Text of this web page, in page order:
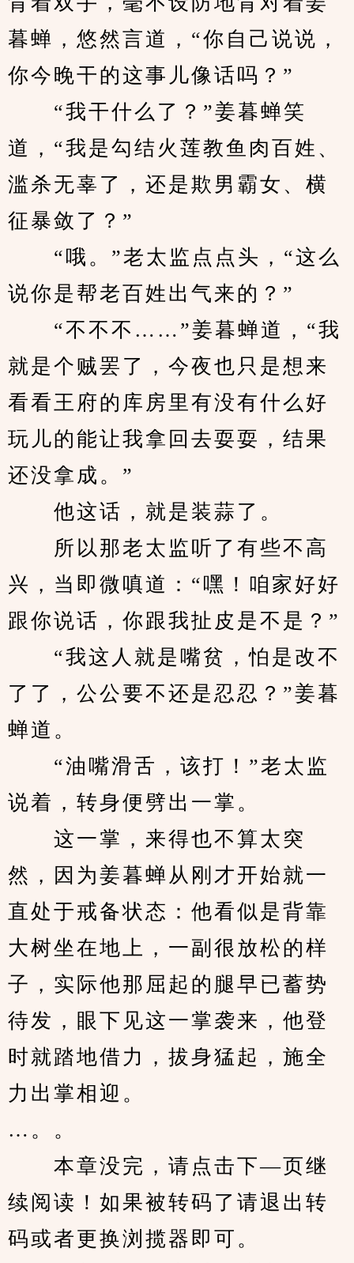
暮蝉，悠然言道，“你自己说说，
你今晚干的这事儿像话吗？”
“我干什么了？”姜暮蝉笑
道，“我是勾结火莲教鱼肉百姓、
滥杀无辜了，还是欺男霸女、横
征暴敛了？”
“哦。”老太监点点头，“这么
说你是帮老百姓出气来的？”
“不不不……”姜暮蝉道，“我
就是个贼罢了，今夜也只是想来
看看王府的库房里有没有什么好
玩儿的能让我拿回去耍耍，结果
还没拿成。”
他这话，就是装蒜了。
所以那老太监听了有些不高
兴，当即微嗔道：“嘿！咱家好好
跟你说话，你跟我扯皮是不是？”
“我这人就是嘴贫，怕是改不
了了，公公要不还是忍忍？”姜暮
蝉道。
“油嘴滑舌，该打！”老太监
说着，转身便劈出一掌。
这一掌，来得也不算太突
然，因为姜暮蝉从刚才开始就一
直处于戒备状态：他看似是背靠
大树坐在地上，一副很放松的样
子，实际他那屈起的腿早已蓄势
待发，眼下见这一掌袭来，他登
时就踏地借力，拔身猛起，施全
力出掌相迎。
…。。
本章没完，请点击下—页继
续阅读！如果被转码了请退出转
码或者更换浏揽器即可。